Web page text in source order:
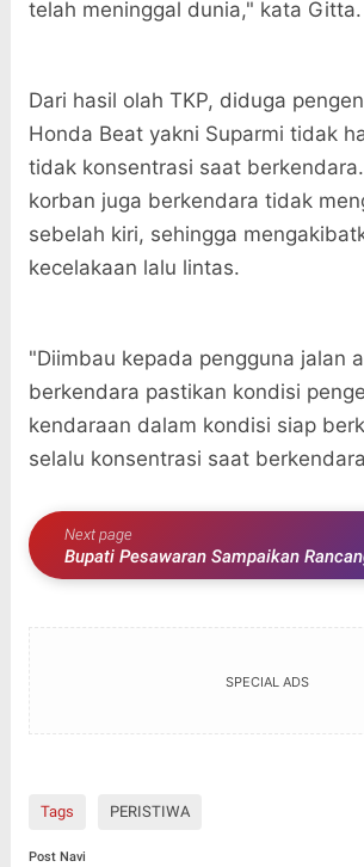
telah meninggal dunia," kata Gitta.
Dari hasil olah TKP, diduga
Honda Beat yakni Suparmi tidak
tidak konsentrasi saat
korban juga berkendara tidak
sebelah kiri, sehingga
kecelakaan lalu lintas.
"Diimbau kepada pengguna jalan
berkendara pastikan kondisi
kendaraan dalam kondisi siap
selalu konsentrasi saat
Next page
Bupati Pesawaran Sampaikan
APBD TA. 2024 dan Pajak Daerah
SPECIAL ADS
Tags PERISTIWA
Post Navi